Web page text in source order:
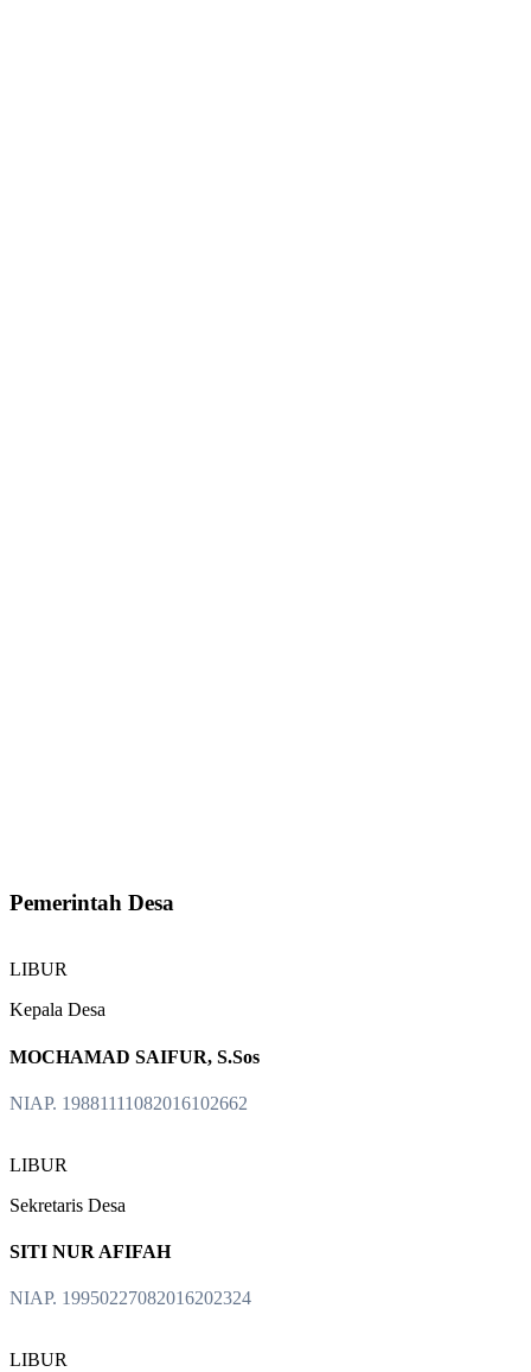
Pemerintah Desa
LIBUR
Kepala Desa
MOCHAMAD SAIFUR, S.Sos
NIAP. 19881111082016102662
LIBUR
Sekretaris Desa
SITI NUR AFIFAH
NIAP. 19950227082016202324
LIBUR